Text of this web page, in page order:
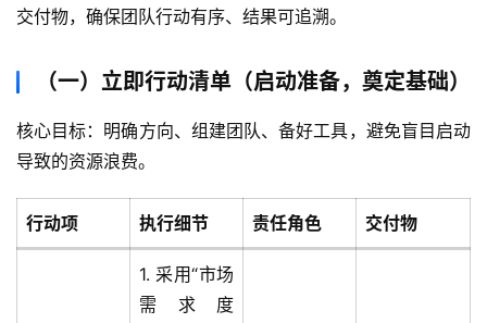
交付物，确保团队行动有序、结果可追溯。
（一）立即行动清单（启动准备，奠定基础）
核心目标：明确方向、组建团队、备好工具，避免盲目启动
导致的资源浪费。
行动项 执行细节 责任角色 交付物
1. 采用“市场
需求度